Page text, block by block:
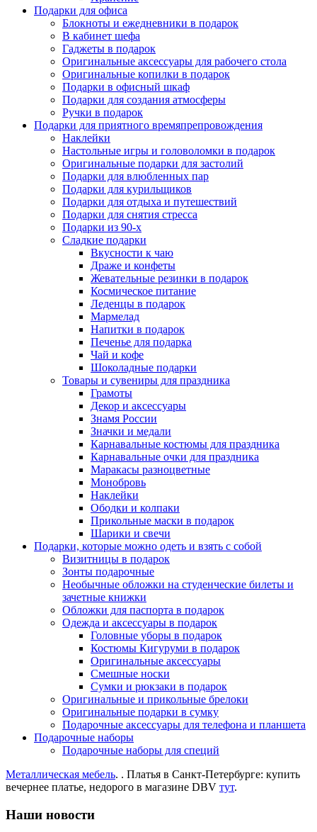
Подарки для офиса
Блокноты и ежедневники в подарок
В кабинет шефа
Гаджеты в подарок
Оригинальные аксессуары для рабочего стола
Оригинальные копилки в подарок
Подарки в офисный шкаф
Подарки для создания атмосферы
Ручки в подарок
Подарки для приятного времяпрепровождения
Наклейки
Настольные игры и головоломки в подарок
Оригинальные подарки для застолий
Подарки для влюбленных пар
Подарки для курильщиков
Подарки для отдыха и путешествий
Подарки для снятия стресса
Подарки из 90-х
Сладкие подарки
Вкусности к чаю
Драже и конфеты
Жевательные резинки в подарок
Космическое питание
Леденцы в подарок
Мармелад
Напитки в подарок
Печенье для подарка
Чай и кофе
Шоколадные подарки
Товары и сувениры для праздника
Грамоты
Декор и аксессуары
Знамя России
Значки и медали
Карнавальные костюмы для праздника
Карнавальные очки для праздника
Маракасы разноцветные
Монобровь
Наклейки
Ободки и колпаки
Прикольные маски в подарок
Шарики и свечи
Подарки, которые можно одеть и взять с собой
Визитницы в подарок
Зонты подарочные
Необычные обложки на студенческие билеты и
зачетные книжки
Обложки для паспорта в подарок
Одежда и аксессуары в подарок
Головные уборы в подарок
Костюмы Кигуруми в подарок
Оригинальные аксессуары
Смешные носки
Сумки и рюкзаки в подарок
Оригинальные и прикольные брелоки
Оригинальные подарки в сумку
Подарочные аксессуары для телефона и планшета
Подарочные наборы
Подарочные наборы для специй
Металлическая мебель. . Платья в Санкт-Петербурге: купить
вечернее платье, недорого в магазине DBV тут.
Наши новости